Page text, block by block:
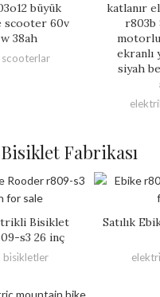
büyük
scooter 60v
38ah
katlanır
r803b
ekranlı
siyah
Fabrikası
Bisiklet
s3 26 inç
bi̇si̇kletler
Satılık